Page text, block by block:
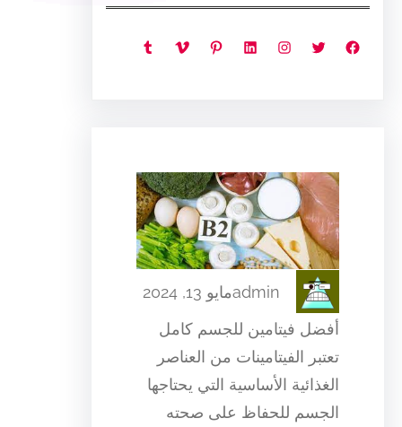
فيسبوك تويتر إنستجرام لينكد إن بينتريست فيميو تمبلر
adminمايو 13, 2024
أفضل فيتامين للجسم كامل
تعتبر الفيتامينات من العناصر
الغذائية الأساسية التي يحتاجها
الجسم للحفاظ على صحته